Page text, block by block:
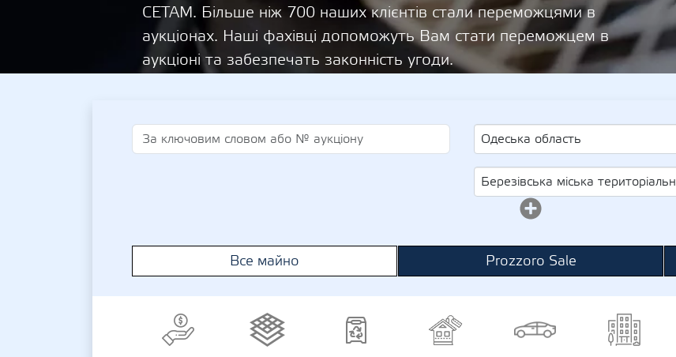
СЕТАМ. Більше ніж 700 наших клієнтів стали переможцями в
аукціонах. Наші фахівці допоможуть Вам стати переможцем в
аукціоні та забезпечать законність угоди.
Одеська область
Березівська міська територіальна громада (колишня Златоустівська сільська рада)
Все майно Prozzoro Sale